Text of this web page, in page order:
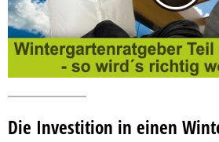
Die Investition in einen